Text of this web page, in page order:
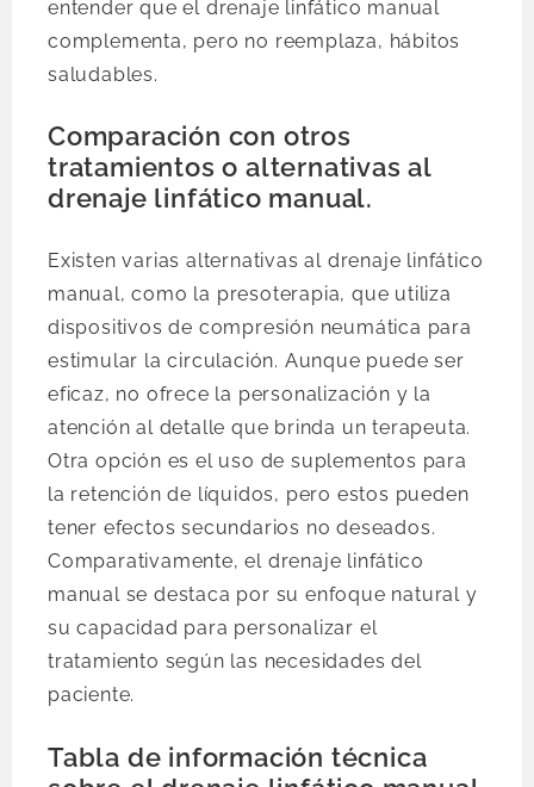
entender que el drenaje linfático manual
complementa, pero no reemplaza, hábitos
saludables.
Comparación con otros
tratamientos o alternativas al
drenaje linfático manual.
Existen varias alternativas al drenaje linfático
manual, como la presoterapia, que utiliza
dispositivos de compresión neumática para
estimular la circulación. Aunque puede ser
eficaz, no ofrece la personalización y la
atención al detalle que brinda un terapeuta.
Otra opción es el uso de suplementos para
la retención de líquidos, pero estos pueden
tener efectos secundarios no deseados.
Comparativamente, el drenaje linfático
manual se destaca por su enfoque natural y
su capacidad para personalizar el
tratamiento según las necesidades del
paciente.
Tabla de información técnica